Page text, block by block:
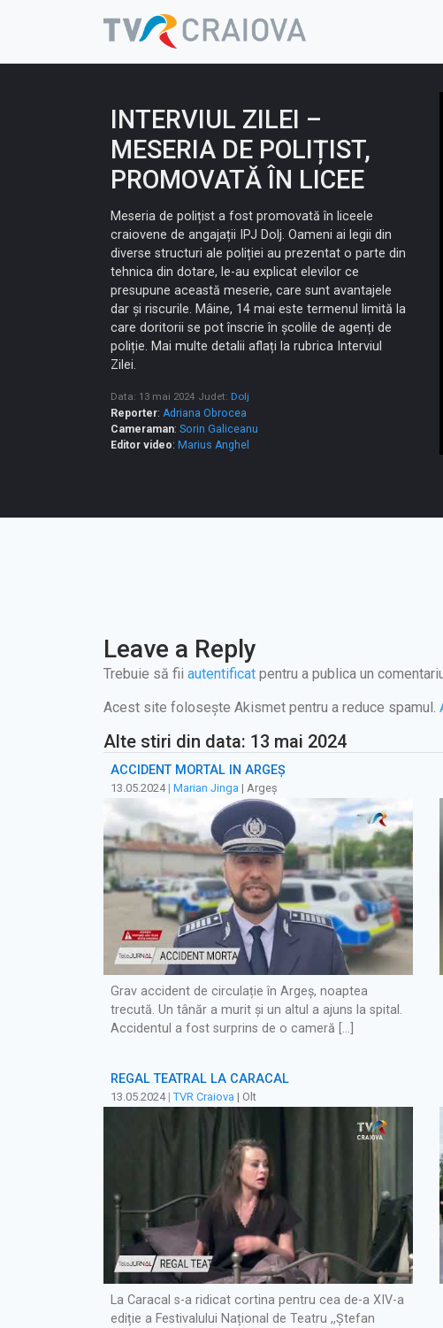
INTERVIUL ZILEI –
MESERIA DE POLIȚIST,
PROMOVATĂ ÎN LICEE
Meseria de polițist a fost promovată în liceele
craiovene de angajații IPJ Dolj. Oameni ai legii din
diverse structuri ale poliției au prezentat o parte din
tehnica din dotare, le-au explicat elevilor ce
presupune această meserie, care sunt avantajele
dar și riscurile. Mâine, 14 mai este termenul limită la
care doritorii se pot înscrie în școlile de agenți de
poliție. Mai multe detalii aflați la rubrica Interviul
Zilei.
Data: 13 mai 2024 Judet: Dolj
Reporter: Adriana Obrocea
Cameraman: Sorin Galiceanu
Editor video: Marius Anghel
Leave a Reply
Trebuie să fii autentificat pentru a publica un
Acest site folosește Akismet pentru a reduce spamul.
Alte stiri din data: 13 mai 2024
ACCIDENT MORTAL ÎN ARGEȘ
13.05.2024| Marian Jinga | Argeș
Grav accident de circulație în Argeș, noaptea
trecută. Un tânăr a murit și un altul a ajuns la spital.
Accidentul a fost surprins de o cameră […]
REGAL TEATRAL LA CARACAL
13.05.2024| TVR Craiova | Olt
La Caracal s-a ridicat cortina pentru cea de-a XIV-a
ediție a Festivalului Național de Teatru ,,Ștefan